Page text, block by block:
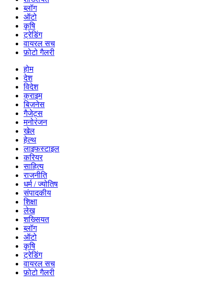
ब्लॉग
ऑटो
कृषि
ट्रेडिंग
वायरल सच
फ़ोटो गैलरी
होम
देश
विदेश
क्राइम
बिज़नेस
गैजेट्स
मनोरंजन
खेल
हेल्थ
लाइफस्टाइल
करियर
साहित्य
राजनीति
धर्म / ज्योतिष
संपादकीय
शिक्षा
लेख
शख्सियत
ब्लॉग
ऑटो
कृषि
ट्रेडिंग
वायरल सच
फ़ोटो गैलरी